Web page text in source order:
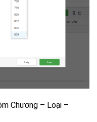
Chương – Loại –